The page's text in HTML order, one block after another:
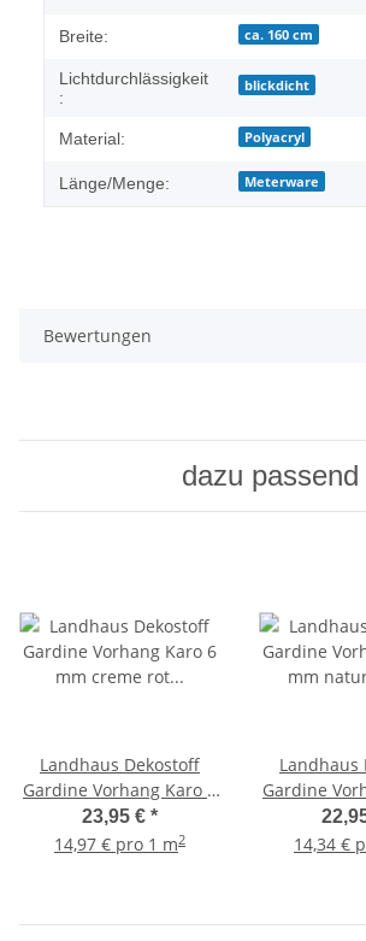
Breite: ca. 160 cm
Lichtdurchlässigkeit
:
blickdicht
Material: Polyacryl
Länge/Menge: Meterware
Bewertungen
dazu passend
Landhaus Dekostoff
Gardine Vorhang Karo 6
mm creme rot blickdicht,
Meterware
23,95 € *
14,97 € pro 1 m2
Landhaus
Gardine
mm
blickdicht,
14,34 €